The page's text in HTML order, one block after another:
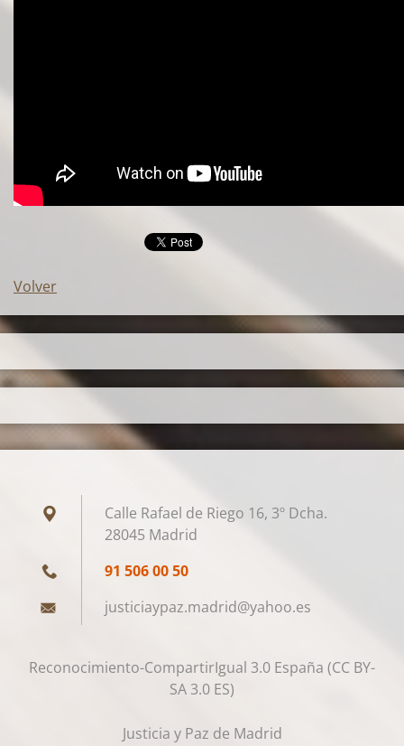
Volver
Calle Rafael de Riego 16, 3º Dcha.
28045 Madrid
91 506 00 50
justiciaypaz.madrid@yahoo.es
Reconocimiento-CompartirIgual 3.0 España (CC BY-
SA 3.0 ES)
Justicia y Paz de Madrid